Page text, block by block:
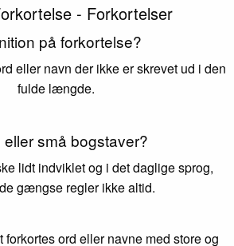
- Forkortelser
på forkortelse?
eller navn der ikke er skrevet ud i den
fulde længde.
eller små bogstaver?
lidt indviklet og i det daglige sprog,
gængse regler ikke altid.
ord eller navne med store og